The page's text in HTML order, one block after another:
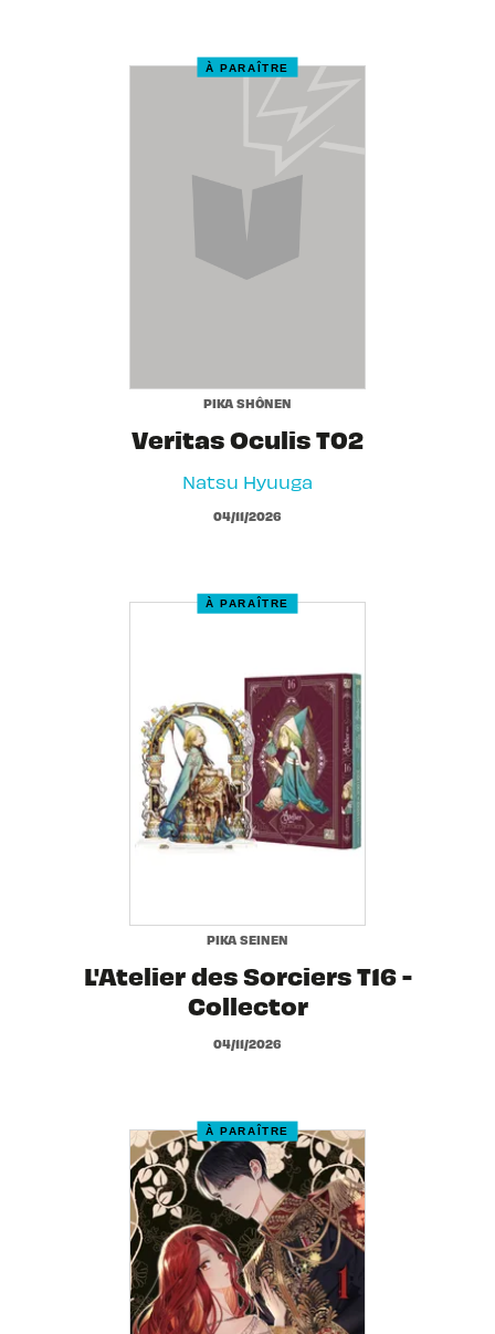
À PARAÎTRE
PIKA SHÔNEN
Veritas Oculis T02
Natsu Hyuuga
04/11/2026
À PARAÎTRE
PIKA SEINEN
L'Atelier des Sorciers T16 -
Collector
04/11/2026
À PARAÎTRE